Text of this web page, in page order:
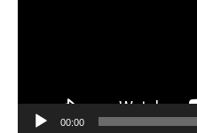
00:00